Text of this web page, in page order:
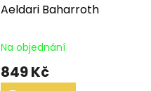
Aeldari Baharroth
Průměrné
hodnocení
produktu
Na objednání
849 Kč